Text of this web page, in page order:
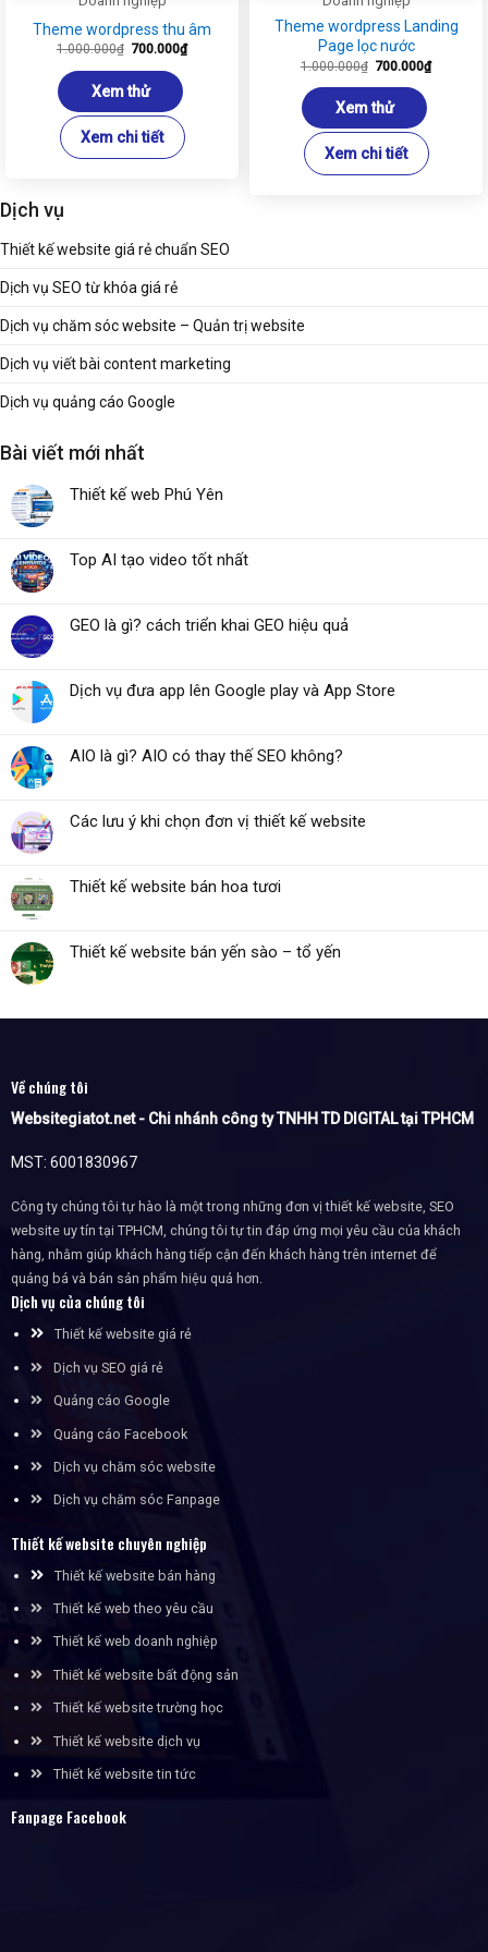
Theme wordpress thu âm
1.000.000₫ Giá
là:
1.000.000₫.
700.000₫Giá
hiện
Xem thử
Xem chi tiết
Theme wordpress Landing
Page lọc nước
1.000.000₫ Giá
là:
1.000.000₫.
700.000₫Giá
hiện
Xem thử
Xem chi tiết
Dịch vụ
Thiết kế website giá rẻ chuẩn SEO
Dịch vụ SEO từ khóa giá rẻ
Dịch vụ chăm sóc website – Quản trị website
Dịch vụ viết bài content marketing
Dịch vụ quảng cáo Google
Bài viết mới nhất
Thiết kế web Phú Yên
Top AI tạo video tốt nhất
GEO là gì? cách triển khai GEO hiệu quả
Dịch vụ đưa app lên Google play và App Store
AIO là gì? AIO có thay thế SEO không?
Các lưu ý khi chọn đơn vị thiết kế website
Thiết kế website bán hoa tươi
Thiết kế website bán yến sào – tổ yến
Về chúng tôi
Websitegiatot.net - Chi nhánh công ty TNHH TD DIGITAL tại TPHCM
MST: 6001830967
Công ty chúng tôi tự hào là một trong những đơn vị thiết kế website, SEO
website uy tín tại TPHCM, chúng tôi tự tin đáp ứng mọi yêu cầu của khách
hàng, nhằm giúp khách hàng tiếp cận đến khách hàng trên internet để
quảng bá và bán sản phẩm hiệu quả hơn.
Dịch vụ của chúng tôi
Thiết kế website giá rẻ
Dịch vụ SEO giá rẻ
Quảng cáo Google
Quảng cáo Facebook
Dịch vụ chăm sóc website
Dịch vụ chăm sóc Fanpage
Thiết kế website chuyên nghiệp
Thiết kế website bán hàng
Thiết kế web theo yêu cầu
Thiết kế web doanh nghiệp
Thiết kế website bất động sản
Thiết kế website trường học
Thiết kế website dịch vụ
Thiết kế website tin tức
Fanpage Facebook